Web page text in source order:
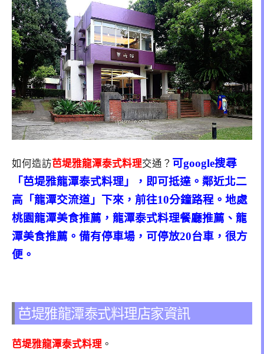
如何造訪芭堤雅龍潭泰式料理交通？ 可google搜尋
「芭堤雅龍潭泰式料理」，即可抵達。鄰近北二
高「龍潭交流道」下來，前往10分鐘路程。地處
桃園龍潭美食推薦，龍潭泰式料理餐廳推薦、龍
潭美食推薦。備有停車場，可停放20台車，很方
便。
芭堤雅龍潭泰式料理店家資訊
芭堤雅龍潭泰式料理 。